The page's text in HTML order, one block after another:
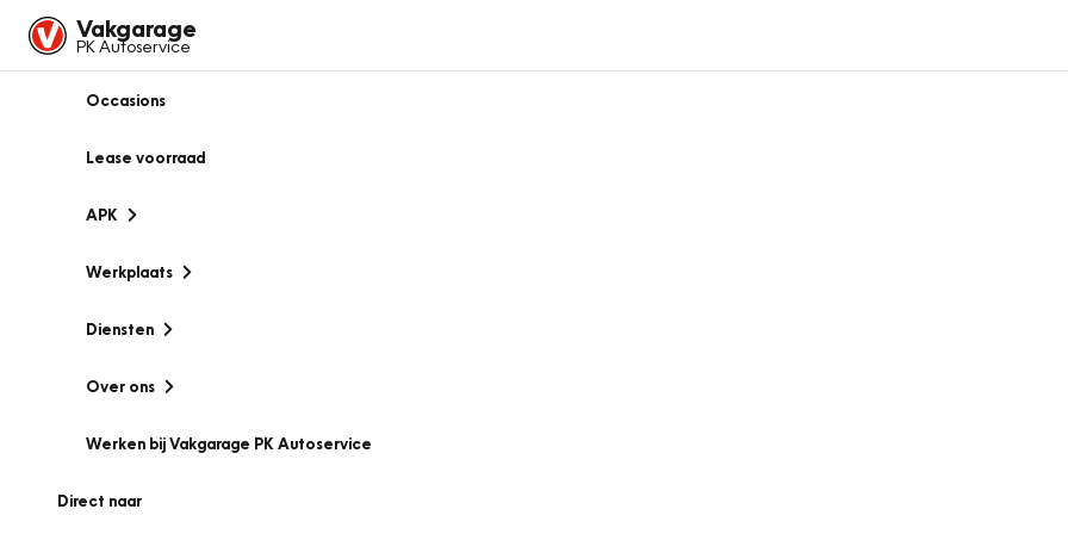
Vakgarage
PK Autoservice
Occasions
Lease voorraad
APK
Werkplaats
Diensten
Over ons
Werken bij Vakgarage PK Autoservice
Direct naar